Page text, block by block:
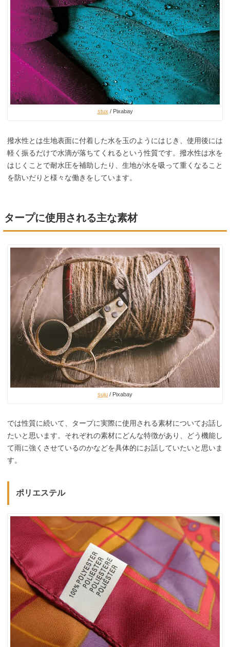
stux / Pixabay
撥水性とは生地表面に付着した水を玉のようにはじき、使用後には
軽く振るだけで水滴が落ちてくれるという性質です。撥水性は水を
はじくことで耐水圧を補助したり、生地が水を吸って重くなること
を防いだりと様々な働きをしています。
タープに使用される主な素材
suju / Pixabay
では性質に続いて、タープに実際に使用される素材についてお話し
たいと思います。それぞれの素材にどんな特徴があり、どう機能し
て雨に強くさせているのかなどを具体的にお話していたいと思いま
す。
ポリエステル